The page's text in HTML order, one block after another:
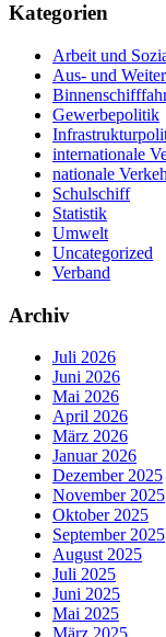
Kategorien
Arbeit und
Aus- und
Gewerbepolitik
internationale
nationale
Schulschiff
Statistik
Umwelt
Uncategorized
Verband
Archiv
Juli 2026
Juni 2026
Mai 2026
April 2026
März 2026
Januar 2026
Dezember 2025
November 2025
Oktober 2025
September 2025
August 2025
Juli 2025
Juni 2025
Mai 2025